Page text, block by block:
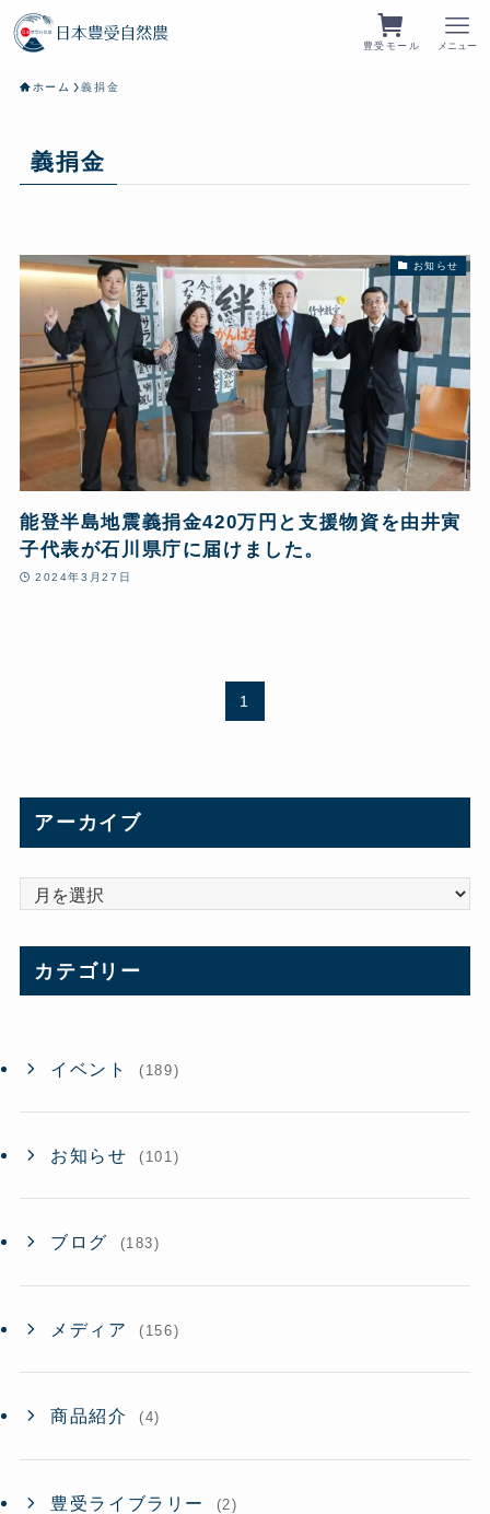
豊受モール メニュー
ホーム 義捐金
義捐金
お知らせ
能登半島地震義捐金420万円と支援物資を由井寅
子代表が石川県庁に届けました。
2024年3月27日
1
アーカイブ
ー
カ
イ
ブ
カテゴリー
イベント (189)
お知らせ (101)
ブログ (183)
メディア (156)
商品紹介 (4)
豊受ライブラリー (2)